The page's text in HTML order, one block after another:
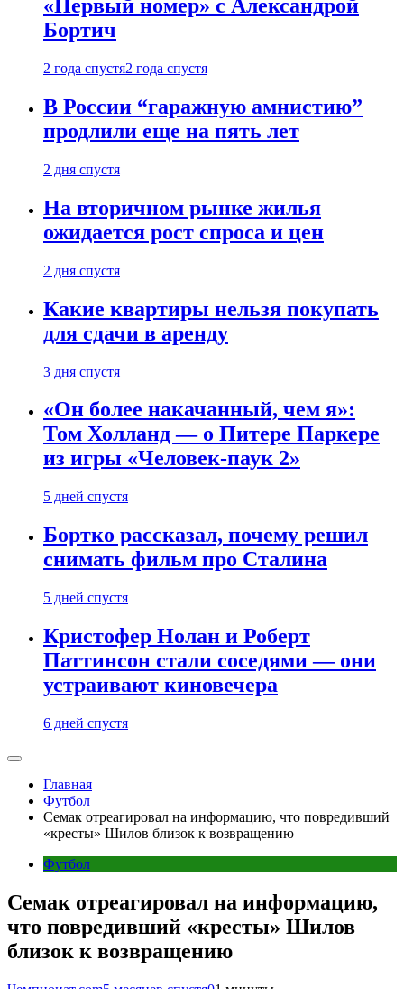
«Первый номер» с Александрой
Бортич
2 года спустя2 года спустя
В России “гаражную амнистию”
продлили еще на пять лет
2 дня спустя
На вторичном рынке жилья
ожидается рост спроса и цен
2 дня спустя
Какие квартиры нельзя покупать
для сдачи в аренду
3 дня спустя
«Он более накачанный, чем я»:
Том Холланд — о Питере Паркере
из игры «Человек-паук 2»
5 дней спустя
Бортко рассказал, почему решил
снимать фильм про Сталина
5 дней спустя
Кристофер Нолан и Роберт
Паттинсон стали соседями — они
устраивают киновечера
6 дней спустя
Главная
Футбол
Семак отреагировал на информацию, что повредивший
«кресты» Шилов близок к возвращению
Футбол
Семак отреагировал на информацию,
что повредивший «кресты» Шилов
близок к возвращению